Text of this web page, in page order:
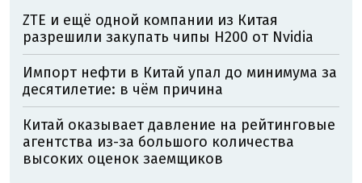
ZTE и ещё одной компании из Китая
разрешили закупать чипы H200 от Nvidia
Импорт нефти в Китай упал до минимума за
десятилетие: в чём причина
Китай оказывает давление на рейтинговые
агентства из-за большого количества
высоких оценок заемщиков